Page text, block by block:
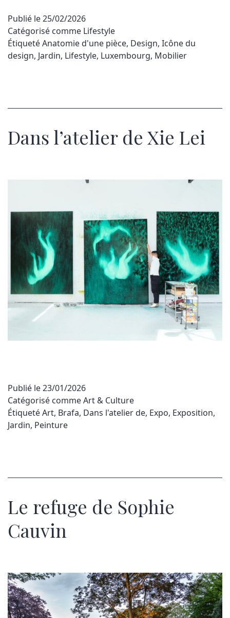
Publié le25/02/2026
Catégorisé comme Lifestyle
ÉtiquetéAnatomie d'une pièce, Design, Icône du
design, Jardin, Lifestyle, Luxembourg, Mobilier
Dans l’atelier de Xie Lei
Publié le23/01/2026
Catégorisé commeArt & Culture
ÉtiquetéArt, Brafa, Dans l'atelier de, Expo, Exposition,
Jardin, Peinture
Le refuge de Sophie
Cauvin